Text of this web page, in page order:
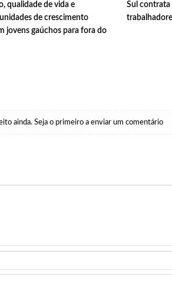
qualidade de vida e
de crescimento
jovens gaúchos para fora do
Sul contrata
ainda. Seja o primeiro a enviar um comentário